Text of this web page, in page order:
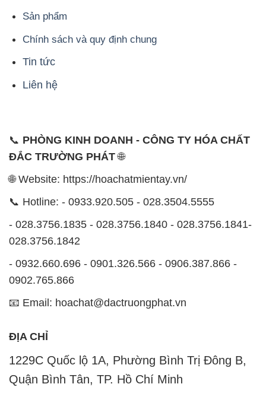
Sản phẩm
Chính sách và quy định chung
Tin tức
Liên hệ
📞 PHÒNG KINH DOANH - CÔNG TY HÓA CHẤT
ĐẮC TRƯỜNG PHÁT🌐
🌐 Website: https://hoachatmientay.vn/
📞 Hotline: - 0933.920.505 - 028.3504.5555
- 028.3756.1835 - 028.3756.1840 - 028.3756.1841-
028.3756.1842
- 0932.660.696 - 0901.326.566 - 0906.387.866 -
0902.765.866
📧 Email: hoachat@dactruongphat.vn
ĐỊA CHỈ
1229C Quốc lộ 1A, Phường Bình Trị Đông B,
Quận Bình Tân, TP. Hồ Chí Minh